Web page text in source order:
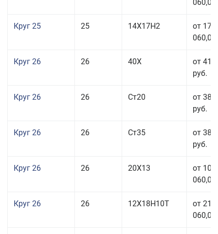
060,00
Круг 25 25 14Х17Н2
от 179
060,00
Круг 26 26 40Х
от 41
руб.
Круг 26 26 Ст20
от 38
руб.
Круг 26 26 Ст35
от 38
руб.
Круг 26 26 20Х13
от 103
060,00
Круг 26 26 12Х18Н10Т
от 210
060,00